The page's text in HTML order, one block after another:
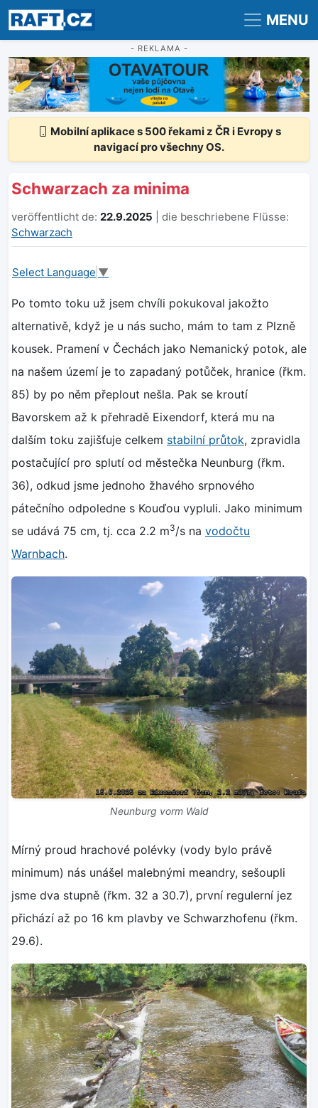
Registrace Přihlášení MENU
- REKLAMA -
Mobilní aplikace s 500 řekami z ČR i Evropy s
navigací pro všechny OS.
Schwarzach za minima
veröffentlicht de: 22.9.2025 | die beschriebene Flüsse:
Schwarzach
Select Language ▼
Po tomto toku už jsem chvíli pokukoval jakožto
alternativě, když je u nás sucho, mám to tam z Plzně
kousek. Pramení v Čechách jako Nemanický potok, ale
na našem území je to zapadaný potůček, hranice (řkm.
85) by po něm přeplout nešla. Pak se kroutí
Bavorskem až k přehradě Eixendorf, která mu na
dalším toku zajišťuje celkem stabilní průtok, zpravidla
postačující pro splutí od městečka Neunburg (řkm.
36), odkud jsme jednoho žhavého srpnového
pátečního odpoledne s Kouďou vypluli. Jako minimum
se udává 75 cm, tj. cca 2.2 m3/s na vodočtu
Warnbach.
Neunburg vorm Wald
Mírný proud hrachové polévky (vody bylo právě
minimum) nás unášel malebnými meandry, sešoupli
jsme dva stupně (řkm. 32 a 30.7), první regulerní jez
přichází až po 16 km plavby ve Schwarzhofenu (řkm.
29.6).